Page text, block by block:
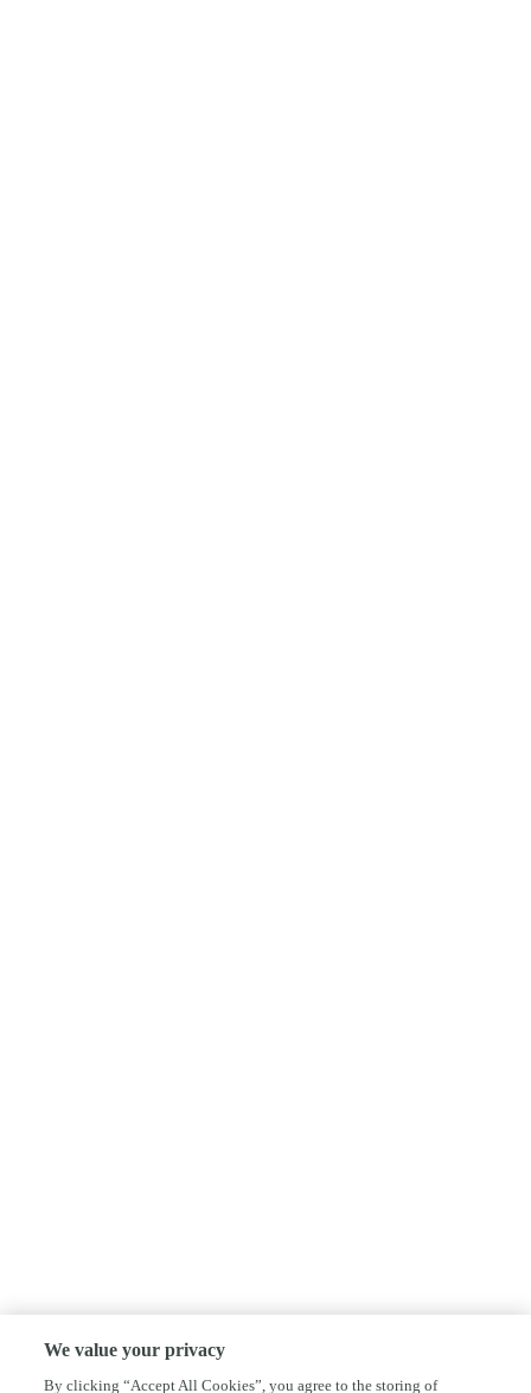
We value your privacy
By clicking “Accept All Cookies”, you agree to the storing of